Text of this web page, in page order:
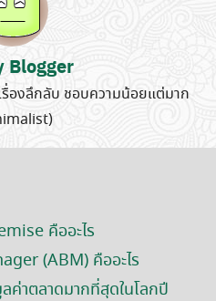
Blogger
รื่องลึกลับ ชอบความน้อยแต่มาก
คืออะไร
(ABM) คืออะไร
าตลาดมากที่สุดในโลกปี